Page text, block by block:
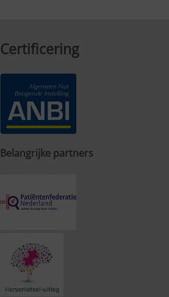
Certificering
Belangrijke partners